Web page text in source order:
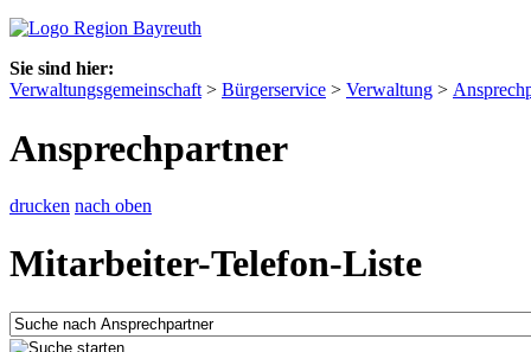
Sie sind hier:
Verwaltungsgemeinschaft > Bürgerservice > Verwaltung >
Ansprechpartner
drucken nach oben
Mitarbeiter-Telefon-Liste